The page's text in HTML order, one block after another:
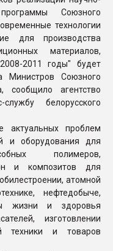
ПЕРЕЙТИ НА
Союзного
технологии
для производства
материалов,
2011 годы" будет
Министров Союзного
сообщило агентство
белорусского
актуальных проблем
и оборудования для
полимеров,
и композитов для
атомной
нефтедобыче,
жизни и здоровья
изготовлении
техники и товаров